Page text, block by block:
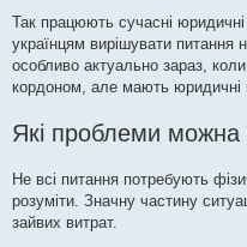
Так працюють сучасні
українцям вирішувати питання
особливо актуально зараз,
кордоном, але мають юридичні
Які проблеми можна
Не всі питання потребують
розуміти. Значну частину
зайвих витрат.